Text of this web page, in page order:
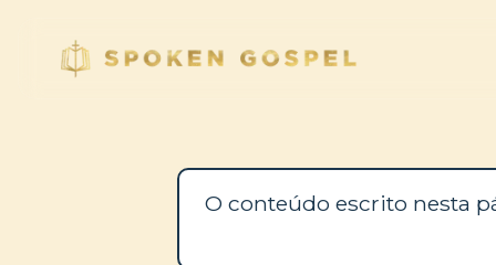
O conteúdo escrito nesta